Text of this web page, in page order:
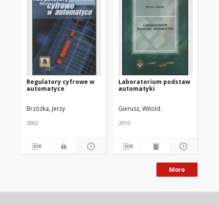
Regulatory cyfrowe w
automatyce
Brzózka, Jerzy
2002
Laboratorium podstaw
automatyki
Gierusz, Witold.
2010
More